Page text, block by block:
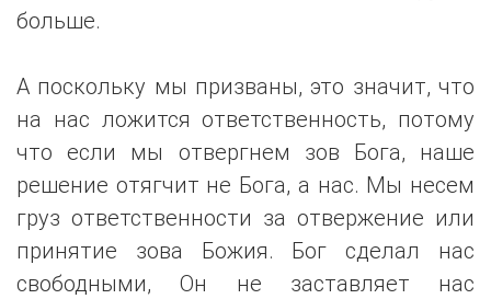
больше.
А поскольку мы призваны, это значит, что
на нас ложится ответственность, потому
что если мы отвергнем зов Бога, наше
решение отягчит не Бога, а нас. Мы несем
груз ответственности за отвержение или
принятие зова Божия. Бог сделал нас
свободными, Он не заставляет нас